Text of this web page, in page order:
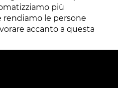
più
rendiamo le persone
accanto a questa